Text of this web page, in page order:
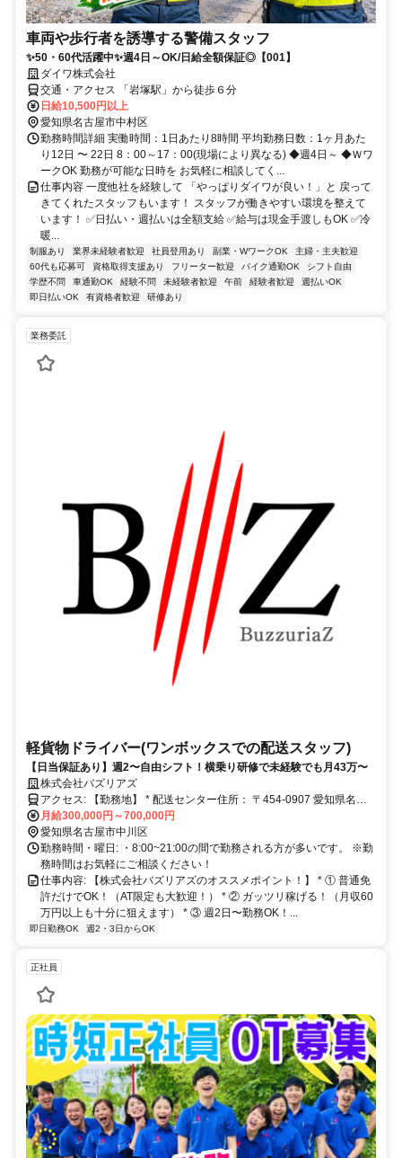
車両や歩行者を誘導する警備スタッフ
✨50・60代活躍中✨週4日～OK/日給全額保証◎【001】
ダイワ株式会社
交通・アクセス 「岩塚駅」から徒歩６分
日給10,500円以上
愛知県名古屋市中村区
勤務時間詳細 実働時間：1日あたり8時間 平均勤務日数：1ヶ月あた
り12日 〜 22日 8：00～17：00(現場により異なる) ◆週4日～ ◆Ｗワ
ークOK 勤務が可能な日時を お気軽に相談してく...
仕事内容 一度他社を経験して 「やっぱりダイワが良い！」と 戻って
きてくれたスタッフもいます！ スタッフが働きやすい環境を整えて
います！ ✅日払い・週払いは全額支給 ✅給与は現金手渡しもOK ✅冷
暖...
制服あり 業界未経験者歓迎 社員登用あり 副業・WワークOK
主婦・主夫歓迎
60代も応募可
資格取得支援あり フリーター歓迎 バイク通勤OK
シフト自由
学歴不問
車通勤OK 経験不問 未経験者歓迎 午前 経験者歓迎
週払いOK
即日払いOK
有資格者歓迎 研修あり
業務委託
軽貨物ドライバー(ワンボックスでの配送スタッフ)
【日当保証あり】週2〜自由シフト！横乗り研修で未経験でも月43万〜
株式会社バズリアズ
アクセス: 【勤務地】 * 配送センター住所： 〒454-0907 愛知県名古
屋市中川区柳田町2丁目27 * 配送エリア： 愛知県名古屋市内など（※
エリアの詳細は幅広く柔軟にご相談に乗ります！） 【最寄駅・交通
手段】 * 最寄駅： 近鉄名古屋線「烏森駅」・あおなみ線「小本駅」よ
り徒歩約10分（車で約3分） ※地下鉄東山線「岩塚駅」やJR・地下
鉄「八田駅」からも車で5分程度とアクセス抜群です！ * 交通手段：
マイカー通勤OK・バイク通勤OK・自転車通勤OK！ （駐車場・駐輪
場を完備しています！）
月給300,000円～700,000円
愛知県名古屋市中川区
勤務時間・曜日: ・8:00~21:00の間で勤務される方が多いです。 ※勤
務時間はお気軽にご相談ください！
仕事内容: 【株式会社バズリアズのオススメポイント！】 * ① 普通免
許だけでOK！（AT限定も大歓迎！） * ② ガッツリ稼げる！（月収60
万円以上も十分に狙えます） * ③ 週2日〜勤務OK！...
即日勤務OK 週2・3日からOK
正社員